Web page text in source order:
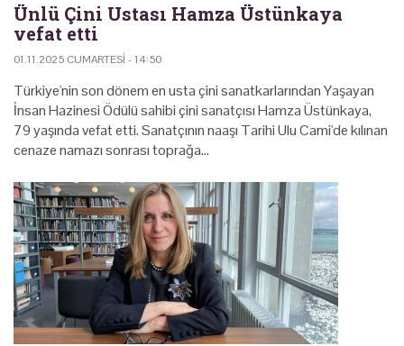
Ünlü Çini Ustası Hamza Üstünkaya
vefat etti
01.11.2025 CUMARTESI - 14:50
Türkiye'nin son dönem en usta çini sanatkarlarından Yaşayan
İnsan Hazinesi Ödülü sahibi çini sanatçısı Hamza Üstünkaya,
79 yaşında vefat etti. Sanatçının naaşı Tarihi Ulu Cami'de kılınan
cenaze namazı sonrası toprağa…